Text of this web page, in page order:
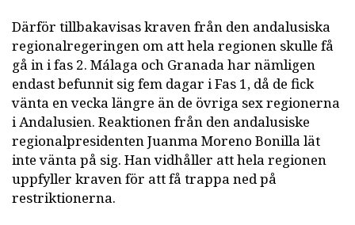
Därför tillbakavisas kraven från den andalusiska
regionalregeringen om att hela regionen skulle få
gå in i fas 2. Málaga och Granada har nämligen
endast befunnit sig fem dagar i Fas 1, då de fick
vänta en vecka längre än de övriga sex regionerna
i Andalusien. Reaktionen från den andalusiske
regionalpresidenten Juanma Moreno Bonilla lät
inte vänta på sig. Han vidhåller att hela regionen
uppfyller kraven för att få trappa ned på
restriktionerna.